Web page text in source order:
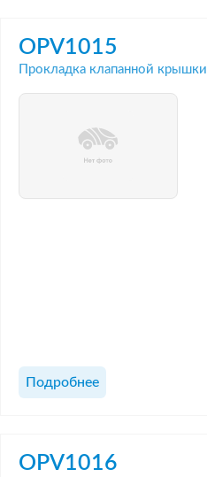
OPV1015
Прокладка клапанной крышки
Подробнее
OPV1016